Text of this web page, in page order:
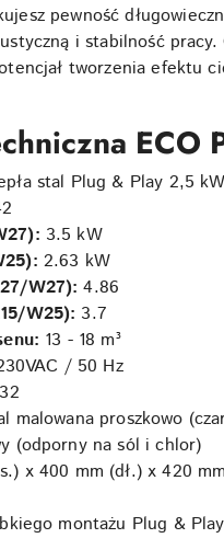
pewność
i stabilność
tworzenia efektu
ECO
stal Plug & Play 2,5
3.5 kW
2.63 kW
W27): 4.86
W25): 3.7
13 - 18 m³
/ 50 Hz
malowana proszkowo
(odporny na sól i chlor)
x 400 mm (dł.) x 420
montażu Plug & Play